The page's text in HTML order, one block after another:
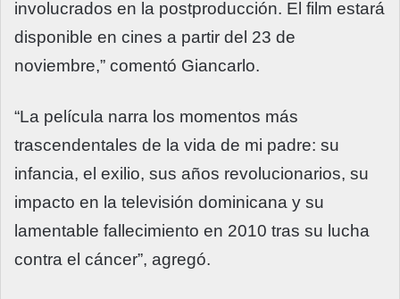
involucrados en la postproducción. El film estará
disponible en cines a partir del 23 de
noviembre,” comentó Giancarlo.
“La película narra los momentos más
trascendentales de la vida de mi padre: su
infancia, el exilio, sus años revolucionarios, su
impacto en la televisión dominicana y su
lamentable fallecimiento en 2010 tras su lucha
contra el cáncer”, agregó.